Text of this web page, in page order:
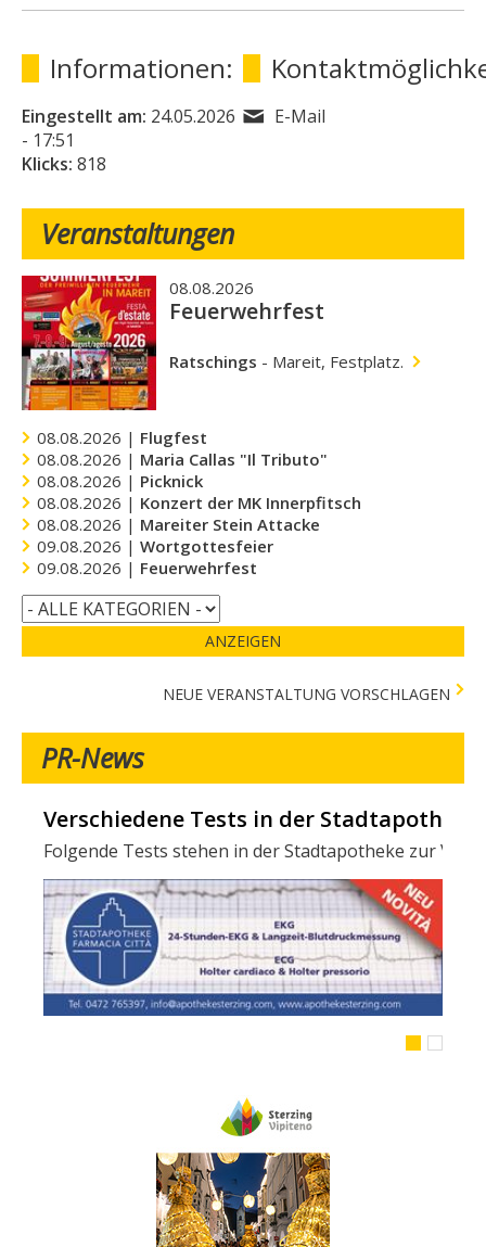
Informationen:
Eingestellt am: 24.05.2026
- 17:51
Klicks: 818
E-Mail
Veranstaltungen
08.08.2026
Feuerwehrfest
Ratschings - Mareit, Festplatz.
08.08.2026 | Flugfest
08.08.2026 | Maria Callas "Il Tributo"
08.08.2026 | Picknick
08.08.2026 | Konzert der MK Innerpfitsch
08.08.2026 | Mareiter Stein Attacke
09.08.2026 | Wortgottesfeier
09.08.2026 | Feuerwehrfest
ANZEIGEN
NEUE VERANSTALTUNG VORSCHLAGEN
PR-News
Verschiedene Tests in der
Folgende Tests stehen in der Stadtapotheke zur